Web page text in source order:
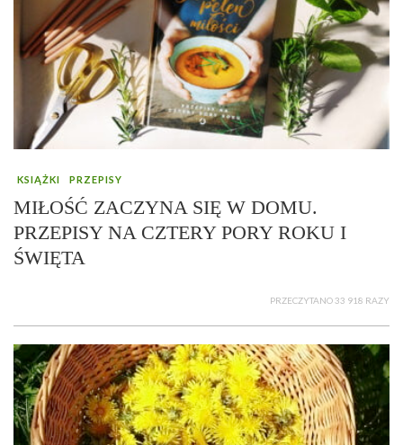
KSIĄŻKI PRZEPISY
MIŁOŚĆ ZACZYNA SIĘ W DOMU.
PRZEPISY NA CZTERY PORY ROKU I
ŚWIĘTA
PRZECZYTANO 33 918 RAZY